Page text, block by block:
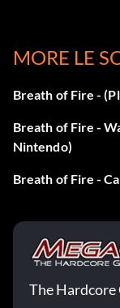
MORE LE
Breath of Fire -
Breath of Fire -
Nintendo)
Breath of Fire -
The Hardcore